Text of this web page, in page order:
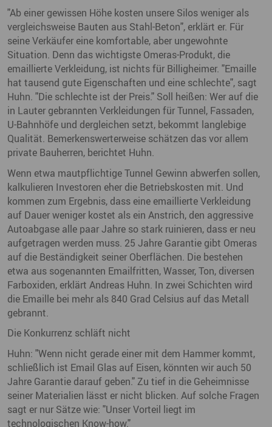
"Ab einer gewissen Höhe kosten unsere Silos weniger als
vergleichsweise Bauten aus Stahl-Beton", erklärt er. Für
seine Verkäufer eine komfortable, aber ungewohnte
Situation. Denn das wichtigste Omeras-Produkt, die
emaillierte Verkleidung, ist nichts für Billigheimer. "Emaille
hat tausend gute Eigenschaften und eine schlechte", sagt
Huhn. "Die schlechte ist der Preis." Soll heißen: Wer auf die
in Lauter gebrannten Verkleidungen für Tunnel, Fassaden,
U-Bahnhöfe und dergleichen setzt, bekommt langlebige
Qualität. Bemerkenswerterweise schätzen das vor allem
private Bauherren, berichtet Huhn.
Wenn etwa mautpflichtige Tunnel Gewinn abwerfen sollen,
kalkulieren Investoren eher die Betriebskosten mit. Und
kommen zum Ergebnis, dass eine emaillierte Verkleidung
auf Dauer weniger kostet als ein Anstrich, den aggressive
Autoabgase alle paar Jahre so stark ruinieren, dass er neu
aufgetragen werden muss. 25 Jahre Garantie gibt Omeras
auf die Beständigkeit seiner Oberflächen. Die bestehen
etwa aus sogenannten Emailfritten, Wasser, Ton, diversen
Farboxiden, erklärt Andreas Huhn. In zwei Schichten wird
die Emaille bei mehr als 840 Grad Celsius auf das Metall
gebrannt.
Die Konkurrenz schläft nicht
Huhn: "Wenn nicht gerade einer mit dem Hammer kommt,
schließlich ist Email Glas auf Eisen, könnten wir auch 50
Jahre Garantie darauf geben." Zu tief in die Geheimnisse
seiner Materialien lässt er nicht blicken. Auf solche Fragen
sagt er nur Sätze wie: "Unser Vorteil liegt im
technologischen Know-how."